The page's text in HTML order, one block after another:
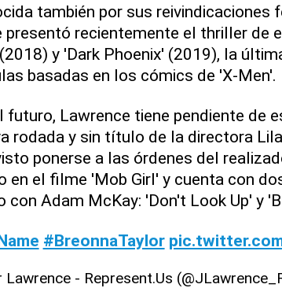
también por sus reivindicaciones
presentó recientemente el thriller de
y 'Dark Phoenix' (2019), la
basadas en los cómics de 'X-Men'.
futuro, Lawrence tiene pendiente de
rodada y sin título de la directora
ponerse a las órdenes del
en el filme 'Mob Girl' y cuenta con
con Adam McKay: 'Don't Look Up' y
#BreonnaTaylor
- Represent.Us